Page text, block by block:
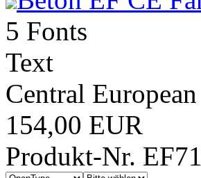
5 Fonts
Text
Central European
154,00 EUR
Produkt-Nr.